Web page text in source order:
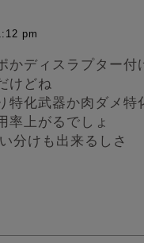
pm
かディスラプター付
けどね
特化武器か肉ダメ特
率上がるでしょ
分けも出来るしさ